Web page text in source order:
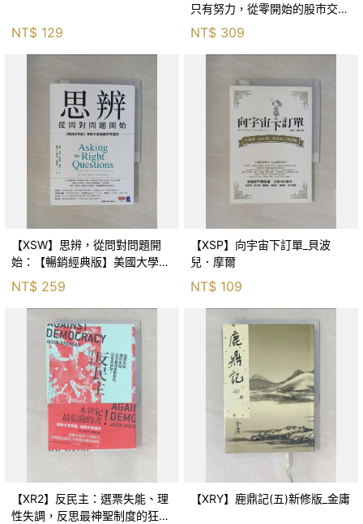
NT$ 129
只有努力，從零開始的股市交易
員_巨人傑
NT$ 309
【XSW】思辨，從問對問題開
始：【暢銷經典版】美國大學邏
輯思考聖經_尼爾．布朗, 史都
華．基里, 羅耀宗, 蔡宏明, 黃賓
NT$ 259
【XSP】向宇宙下訂單_貝波
兒．摩爾
NT$ 109
【XR2】反民主：選票失能、理
性失調，反思最神聖制度的狂亂
【XRY】鹿鼎記(五)新修版_金庸